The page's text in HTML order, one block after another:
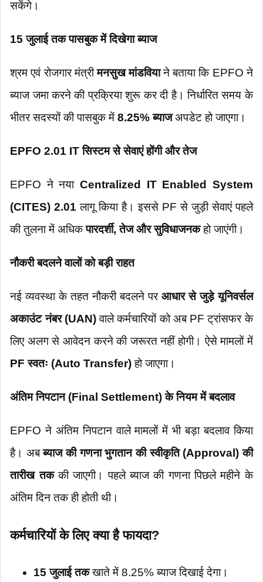
सकेंगे।
15 जुलाई तक पासबुक में दिखेगा ब्याज
श्रम एवं रोजगार मंत्रीमनसुख मांडवियाने बताया कि EPFO ने
ब्याज जमा करने की प्रक्रिया शुरू कर दी है। निर्धारित समय के
भीतर सदस्यों की पासबुक में8.25% ब्याजअपडेट हो जाएगा।
EPFO 2.01 IT सिस्टम से सेवाएं होंगी और तेज
EPFO ने नया Centralized IT Enabled System
(CITES) 2.01 लागू किया है। इससे PF से जुड़ी सेवाएं पहले
की तुलना में अधिकपारदर्शी, तेज और सुविधाजनकहो जाएंगी।
नौकरी बदलने वालों को बड़ी राहत
नई व्यवस्था के तहत नौकरी बदलने पर आधार से जुड़े यूनिवर्सल
अकाउंट नंबर (UAN)वाले कर्मचारियों को अब PF ट्रांसफर के
लिए अलग से आवेदन करने की जरूरत नहीं होगी। ऐसे मामलों में
PF स्वतः (Auto Transfer)हो जाएगा।
अंतिम निपटान (Final Settlement) के नियम में बदलाव
EPFO ने अंतिम निपटान वाले मामलों में भी बड़ा बदलाव किया
है। अबब्याज की गणना भुगतान की स्वीकृति (Approval) की
तारीख तककी जाएगी। पहले ब्याज की गणना पिछले महीने के
अंतिम दिन तक ही होती थी।
कर्मचारियों के लिए क्या है फायदा?
15 जुलाई तकखाते में 8.25% ब्याज दिखाई देगा।